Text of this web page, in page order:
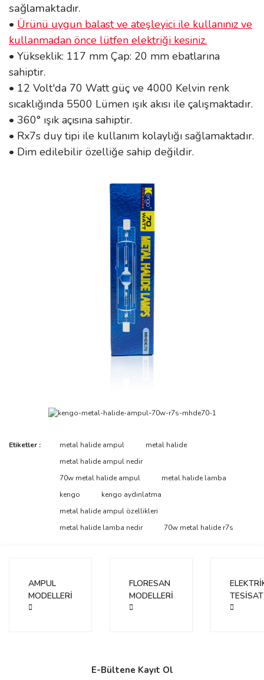
sağlamaktadır.
• Ürünü uygun balast ve ateşleyici ile kullanınız ve
kullanmadan önce lütfen elektriği kesiniz.
• Yükseklik: 117 mm Çap: 20 mm ebatlarına
sahiptir.
• 12 Volt'da 70 Watt güç ve 4000 Kelvin renk
sıcaklığında 5500 Lümen ışık akısı ile çalışmaktadır.
• 360° ışık açısına sahiptir.
• Rx7s duy tipi ile kullanım kolaylığı sağlamaktadır.
• Dim edilebilir özelliğe sahip değildir.
Bu ürüne ilk yorumu siz yapın!
Yorum Yaz
Bu ürünün fiyat bilgisi, resim, ürün açıklamalarında ve diğer
tarafımıza iletebilirsiniz.
Görüş ve önerileriniz için teşekkür ederiz.
Ürün resmi kalitesiz, bozuk veya görüntülenemiyor.
Ürün açıklamasında eksik bilgiler bulunuyor.
Etiketler : metal halide ampul
metal halide
metal halide ampul nedir
70w metal halide ampul
metal halide lamba
kengo
kengo aydınlatma
metal halide ampul özellikleri
metal halide lamba nedir
70w metal halide r7s
AMPUL
MODELLERİ
FLORESAN
MODELLERİ
TESİSAT
E-Bültene Kayıt Ol